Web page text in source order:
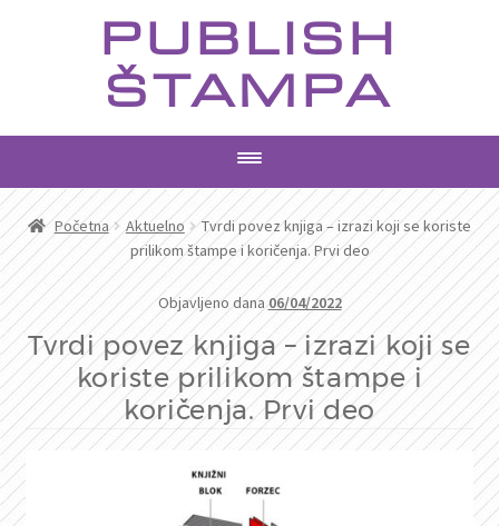
PUBLISH
ŠTAMPA
PROIZVODI
USLUGE
AKTUELNO
KONTAKT
PRETRAGA
Početna Aktuelno
Tvrdi povez knjiga – izrazi koji se koriste
prilikom štampe i koričenja. Prvi deo
Objavljeno dana06/04/2022
Tvrdi povez knjiga – izrazi koji se
koriste prilikom štampe i
koričenja. Prvi deo